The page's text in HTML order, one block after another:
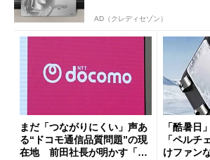
AD（クレディセゾン）
まだ「つながりにくい」声あ
る“ドコモ通信品質問題”の現
在地 前田社長が明かす「道
「酷暑日
「ペルチ
けファン